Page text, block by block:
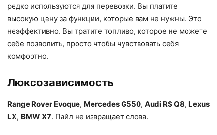
редко используются для перевозки. Вы платите
высокую цену за функции, которые вам не нужны. Это
неэффективно. Вы тратите топливо, которое не можете
себе позволить, просто чтобы чувствовать себя
комфортно.
Люксозависимость
Range Rover Evoque, Mercedes G550, Audi RS Q8, Lexus
LX, BMW X7. Пайл не извращает слова.